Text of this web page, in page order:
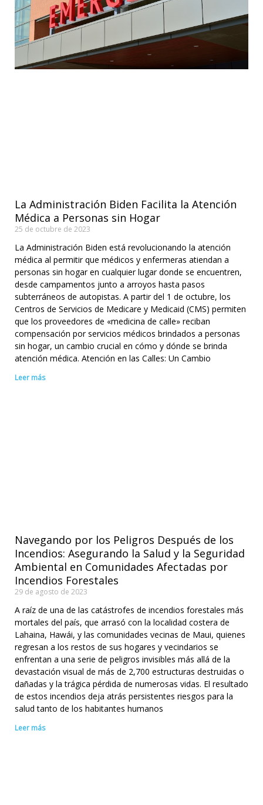
La Administración Biden Facilita la Atención
Médica a Personas sin Hogar
25 de octubre de 2023
La Administración Biden está revolucionando la atención
médica al permitir que médicos y enfermeras atiendan a
personas sin hogar en cualquier lugar donde se encuentren,
desde campamentos junto a arroyos hasta pasos
subterráneos de autopistas. A partir del 1 de octubre, los
Centros de Servicios de Medicare y Medicaid (CMS) permiten
que los proveedores de «medicina de calle» reciban
compensación por servicios médicos brindados a personas
sin hogar, un cambio crucial en cómo y dónde se brinda
atención médica. Atención en las Calles: Un Cambio
Leer más
Navegando por los Peligros Después de los
Incendios: Asegurando la Salud y la Seguridad
Ambiental en Comunidades Afectadas por
Incendios Forestales
29 de agosto de 2023
A raíz de una de las catástrofes de incendios forestales más
mortales del país, que arrasó con la localidad costera de
Lahaina, Hawái, y las comunidades vecinas de Maui, quienes
regresan a los restos de sus hogares y vecindarios se
enfrentan a una serie de peligros invisibles más allá de la
devastación visual de más de 2,700 estructuras destruidas o
dañadas y la trágica pérdida de numerosas vidas. El resultado
de estos incendios deja atrás persistentes riesgos para la
salud tanto de los habitantes humanos
Leer más